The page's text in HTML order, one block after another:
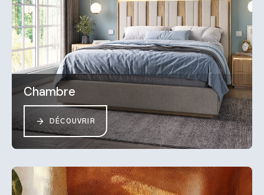
Chambre
DÉCOUVRIR